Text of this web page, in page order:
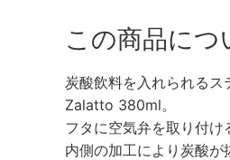
この商品につ
炭酸飲料を入れられる
Zalatto 380ml。
フタに空気弁を取り付け
内側の加工により炭酸が